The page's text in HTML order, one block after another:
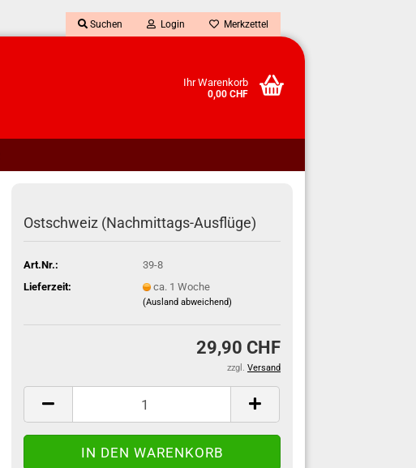
Suchen Login Merkzettel
Ihr Warenkorb
0,00 CHF
Ostschweiz (Nachmittags-Ausflüge)
Art.Nr.:
39-8
Lieferzeit:
ca. 1 Woche
(Ausland abweichend)
29,90 CHF
zzgl. Versand